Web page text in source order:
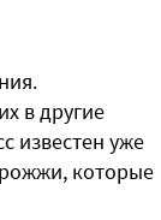
в другие
известен уже
которые